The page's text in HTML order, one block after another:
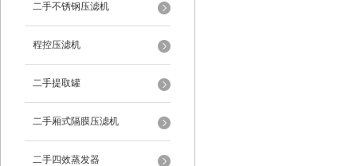
二手不锈钢压滤机
程控压滤机
二手提取罐
二手厢式隔膜压滤机
二手四效蒸发器